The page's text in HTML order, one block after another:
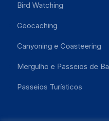
Bird Watching
Geocaching
Canyoning e Coasteering
Mergulho e Passeios de
Passeios Turísticos